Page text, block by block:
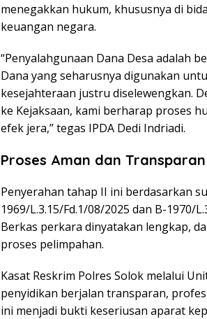
menegakkan hukum, khususnya di
keuangan negara.
“Penyalahgunaan Dana Desa adalah
Dana yang seharusnya digunakan
kesejahteraan justru diselewengkan.
ke Kejaksaan, kami berharap proses
efek jera,” tegas IPDA Dedi Indriadi.
Proses Aman dan Transparan
Penyerahan tahap II ini berdasarkan
1969/L.3.15/Fd.1/08/2025 dan B-1970/
Berkas perkara dinyatakan lengkap,
proses pelimpahan.
Kasat Reskrim Polres Solok melalui
penyidikan berjalan transparan,
ini menjadi bukti keseriusan aparat